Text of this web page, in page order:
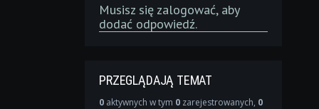
Musisz się zalogować, aby
dodać odpowiedź.
PRZEGLĄDAJĄ TEMAT
0 aktywnych w tym 0 zarejestrowanych, 0